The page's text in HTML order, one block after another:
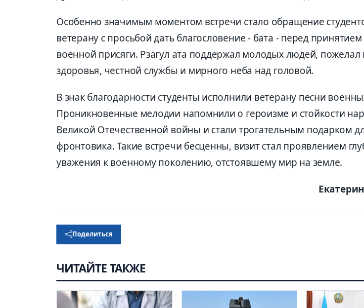
Особенно значимым моментом встречи стало обращение
ветерану с просьбой дать благословение - бата - перед
военной присяги. Рзагул ата поддержал молодых людей, пожелал
здоровья, честной службы и мирного неба над головой.
В знак благодарности студенты исполнили ветерану песни
Проникновенные мелодии напомнили о героизме и стойкости
Великой Отечественной войны и стали трогательным подарком
фронтовика. Такие встречи бесценны, визит стал проявлением
уважения к военному поколению, отстоявшему мир на земле.
Поделиться
ЧИТАЙТЕ ТАКЖЕ